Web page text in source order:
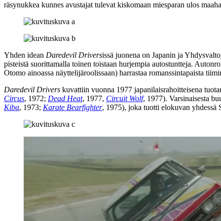
räsynukkea kunnes avustajat tulevat kiskomaan miesparan ulos
Yhden idean Daredevil Driversissä juonena on Japanin ja
pisteistä suorittamalla toinen toistaan hurjempia autostuntteja.
Otomo ainoassa näyttelijäroolissaan) harrastaa romanssintapaista
Daredevil Drivers kuvattiin vuonna 1977 japanilaisrahoitteisena
Circus, 1972; Dead Heat, 1977, Circuit Wolf, 1977). Varsinaisesta
Kiba, 1973; Karate Bearfighter, 1975), joka tuotti elokuvan yhdessä